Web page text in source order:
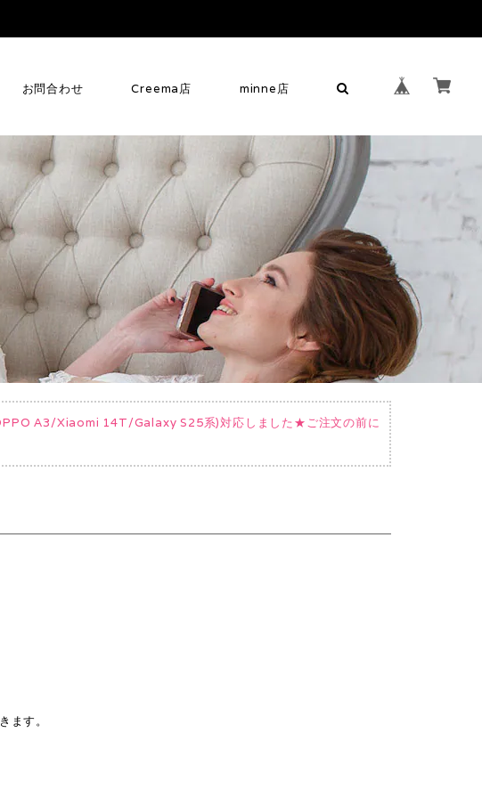
お問合わせ Creema店 minne店
A3/Xiaomi 14T/Galaxy S25系)対応しました★ご注文の前に
ます。